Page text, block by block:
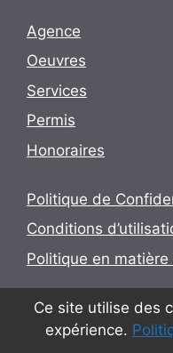
Ce site utilise des
expérience.
Agence
Oeuvres
Services
Permis
Honoraires
Politique de
Conditions
Politique en
© 2026 Utopia -